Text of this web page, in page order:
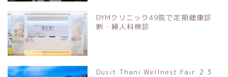
DYMクリニック49院で定期健康診
断・婦人科検診
Dusit Thani Wellnest Fair ２３